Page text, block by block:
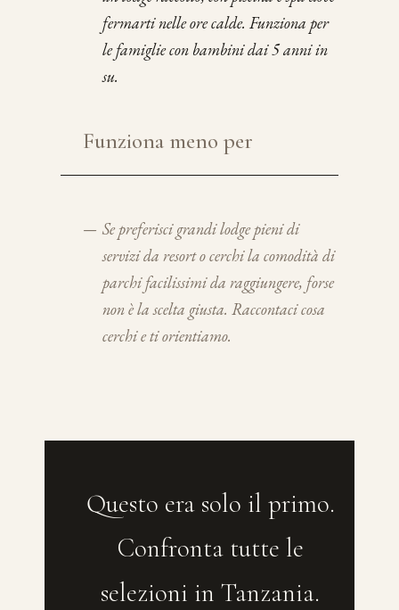
fermarti nelle ore calde. Funziona per
le famiglie con bambini dai 5 anni in
su.
Funziona meno per
— Se preferisci grandi lodge pieni di
servizi da resort o cerchi la comodità di
parchi facilissimi da raggiungere, forse
non è la scelta giusta. Raccontaci cosa
cerchi e ti orientiamo.
Questo era solo il primo.
Confronta tutte le
selezioni in Tanzania.